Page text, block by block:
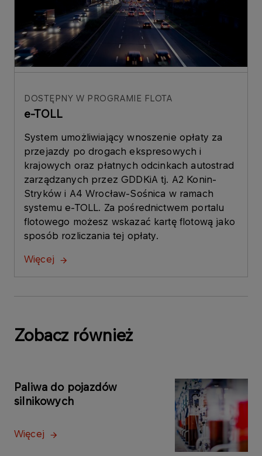
DOSTĘPNY W PROGRAMIE FLOTA
e-TOLL
System umożliwiający wnoszenie opłaty za
przejazdy po drogach ekspresowych i
krajowych oraz płatnych odcinkach autostrad
zarządzanych przez GDDKiA tj. A2 Konin-
Stryków i A4 Wrocław-Sośnica w ramach
systemu e-TOLL. Za pośrednictwem portalu
flotowego możesz wskazać kartę flotową jako
sposób rozliczania tej opłaty.
Więcej
Zobacz również
Paliwa do pojazdów
silnikowych
Więcej